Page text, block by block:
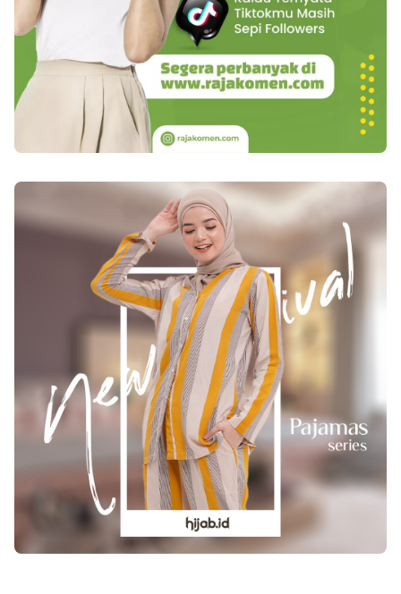
yang meghambat saluran rongga hidung. Oleh
karenanya caranya menyingkirkan hidung
mampet dengan gampang ialah dengan
keluarkan lendirnya. Yang perlu dicermati ialah
janganlah keluarkan lendir sangat kuat, lantaran
bisa mengakibatkan iritasi pada selaput dinding
rongga hidung. Keluarkanlah dengan cara
untuk buang lendir serta bersihkan hidung lalu
buanglah ke tempat sampah. Memperbanyak
konsumsi cairan Untuk menyingkirkan hidung
mampet, Anda bisa mengerjakannya dengan
memberi konsumsi cairan didalam badan. Jalan
ini bisa memperlancar peredaran darah
termasuk juga memperlebar pembuluh darah di
rongga hidung hingga bisa menangani hidung
mampet. Dengan adanya banyak minum air
putih pula bisa menambah kekebalan badan
hingga bisa mengusir kuman dengan cepat.
Untuk memperoleh hasil yang maksimal
minumlah air putih hangat lantaran bisa lebih
cepat melegakan rongga hidung yang terhalang.
Meninggikan posisi kepala saat tidur Untuk
Anda yang tengah menderita hidung mampet,
saat istirahat atau tidur baiknya tinggikan posisi
kepala Anda saat tidur dengan menempatkan